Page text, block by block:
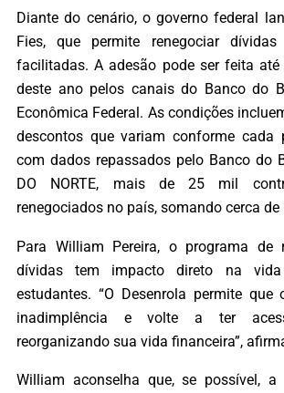
Diante do cenário, o governo federal
Fies, que permite renegociar
facilitadas. A adesão pode ser feita até
deste ano pelos canais do Banco do
Econômica Federal. As condições
descontos que variam conforme cada
com dados repassados pelo Banco do
DO NORTE, mais de 25 mil
renegociados no país, somando cerca de
Para William Pereira, o programa de
dívidas tem impacto direto na
estudantes. “O Desenrola permite
inadimplência e volte a ter
reorganizando sua vida financeira”,
William aconselha que, se possível,